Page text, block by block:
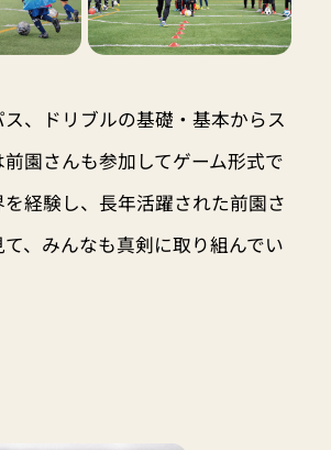
、ドリブルの基礎・基本からス
園さんも参加してゲーム形式で
経験し、長年活躍された前園さ
、みんなも真剣に取り組んでい